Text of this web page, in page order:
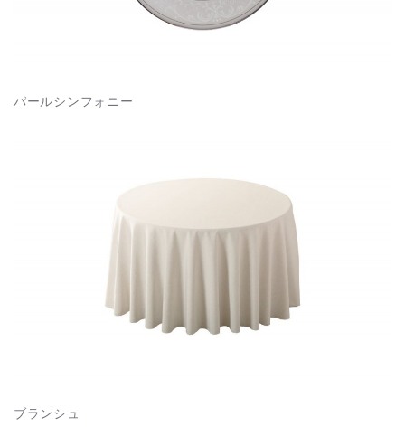
パールシンフォニー
ブランシュ